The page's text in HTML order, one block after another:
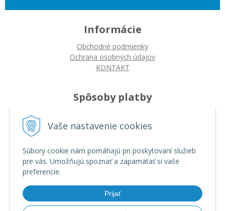
Vaše nastavenie cookies
Súbory cookie nám pomáhajú pri poskytovaní služieb
pre vás. Umožňujú spoznať a zapamätať si vaše
preferencie.
Prijať
Informácie
Obchodné podmienky
Ochrana osobných údajov
KONTAKT
Spôsoby platby
Platba bankovým prevodom
Ako nakupovať
Autorizované servisy